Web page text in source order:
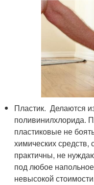
Пластик. Делаются
поливинилхлорида.
пластиковые не
химических
практичны, не
под любое
невысокой